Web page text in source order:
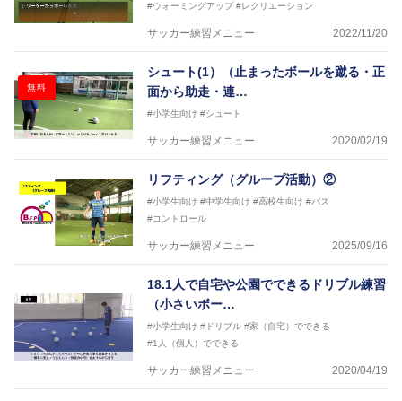
#ウォーミングアップ #レクリエーション
サッカー練習メニュー 2022/11/20
無料
シュート(1）（止まったボールを蹴る・正
面から助走・連…
#小学生向け #シュート
サッカー練習メニュー 2020/02/19
リフティング（グループ活動）②
#小学生向け #中学生向け #高校生向け #パス
#コントロール
サッカー練習メニュー 2025/09/16
18.1人で自宅や公園でできるドリブル練習
（小さいボー…
#小学生向け #ドリブル #家（自宅）でできる
#1人（個人）でできる
サッカー練習メニュー 2020/04/19